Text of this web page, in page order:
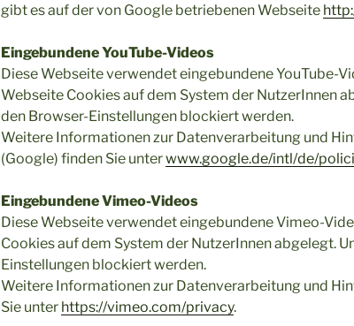
gibt es auf der von Google betriebenen Webseite
Eingebundene YouTube-Videos
Diese Webseite verwendet eingebundene YouTube-
Webseite Cookies auf dem System der NutzerInnen
den Browser-Einstellungen blockiert werden.
Weitere Informationen zur Datenverarbeitung und
(Google) finden Sie unterwww.google.de/intl/de/
Eingebundene Vimeo-Videos
Diese Webseite verwendet eingebundene Vimeo-
Cookies auf dem System der NutzerInnen abgelegt.
Einstellungen blockiert werden.
Weitere Informationen zur Datenverarbeitung und
Sie unter https://vimeo.com/privacy.